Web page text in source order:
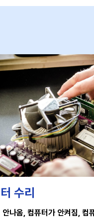
수리
안나옴, 컴퓨터가 안켜짐, 컴